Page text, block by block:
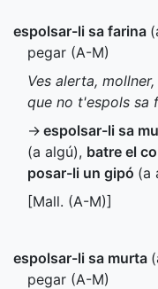
espolsar-li sa farina
pegar (A-M)
Ves alerta,
que no t'espols sa
→ espolsar-li sa
(a algú), batre el
posar-li un gipó (a
[Mall. (A-M)]
espolsar-li sa murta
pegar (A-M)